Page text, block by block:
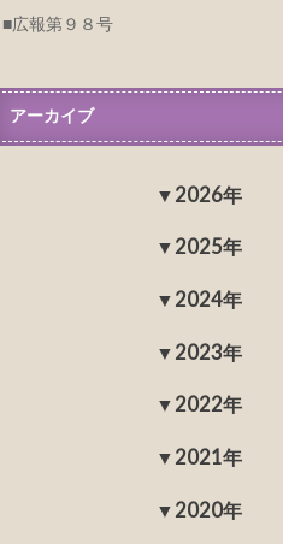
広報第９８号
アーカイブ
2026年
2025年
2024年
2023年
2022年
2021年
2020年